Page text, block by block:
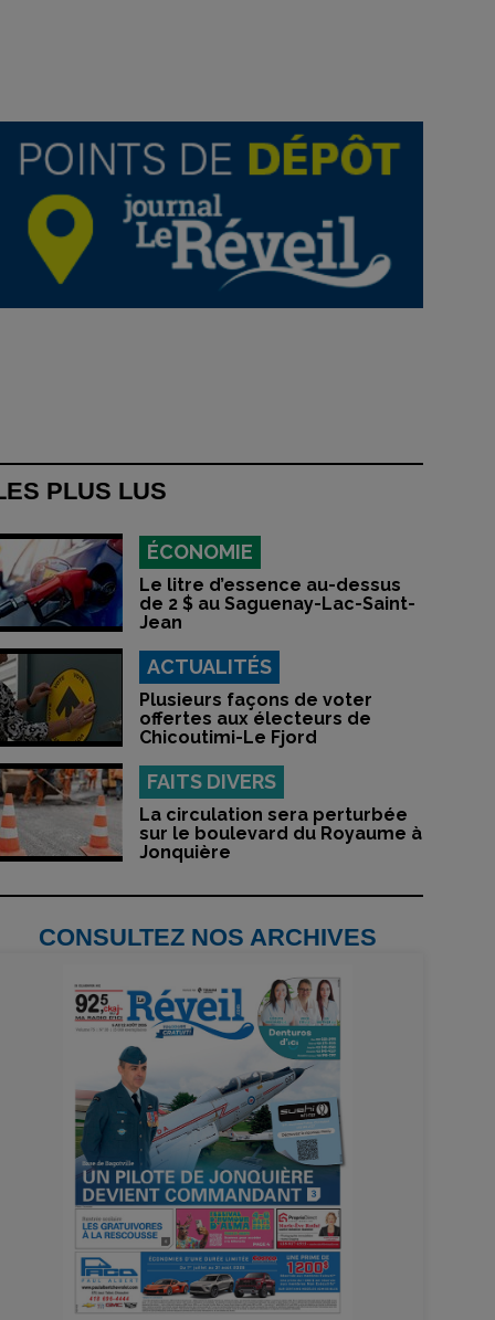
PLUS LUS
ÉCONOMIE
Le litre d’essence au-dessus
de 2 $ au Saguenay-Lac-Saint-
Jean
ACTUALITÉS
Plusieurs façons de voter
offertes aux électeurs de
Chicoutimi-Le Fjord
FAITS DIVERS
La circulation sera perturbée
sur le boulevard du Royaume à
Jonquière
CONSULTEZ NOS ARCHIVES